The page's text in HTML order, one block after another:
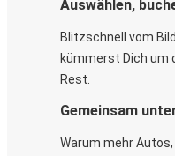
Auswählen,
Blitzschnell vom
kümmerst Dich um
Rest.
Gemeinsam
Warum mehr